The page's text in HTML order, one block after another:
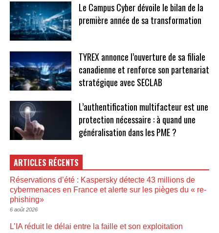
Le Campus Cyber dévoile le bilan de la
première année de sa transformation
TYREX annonce l’ouverture de sa filiale
canadienne et renforce son partenariat
stratégique avec SECLAB
L’authentification multifacteur est une
protection nécessaire : à quand une
généralisation dans les PME ?
ARTICLES RÉCENTS
Réservations d’été : Kaspersky détecte 43 millions de
cybermenaces en France et alerte sur les pièges du « re-
phishing»
6 août 2026
L’IA réduit le délai entre la faille et son exploitation